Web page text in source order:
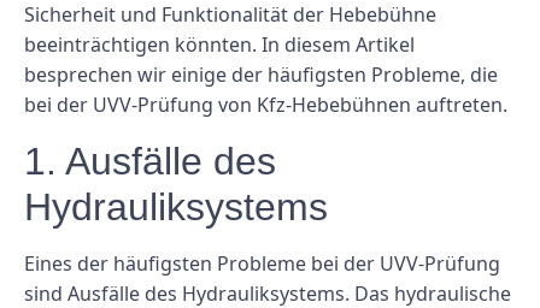
Sicherheit und Funktionalität der Hebebühne
beeinträchtigen könnten. In diesem Artikel
besprechen wir einige der häufigsten Probleme, die
bei der UVV-Prüfung von Kfz-Hebebühnen auftreten.
1. Ausfälle des
Hydrauliksystems
Eines der häufigsten Probleme bei der UVV-Prüfung
sind Ausfälle des Hydrauliksystems. Das hydraulische